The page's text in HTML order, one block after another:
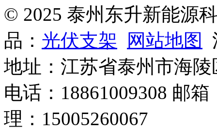
© 2025 泰州东升新能源
品： 光伏支架 网站地图
地址：江苏省泰州市海
电话：18861009308 邮
理：15005260067